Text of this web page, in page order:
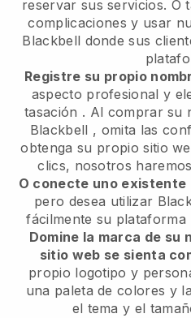
reservar sus servicios. O
complicaciones y usar
Blackbell donde sus
Registre su propio
aspecto profesional y
tasación . Al comprar su
Blackbell , omita las
obtenga su propio sitio
clics, nosotros
O conecte uno existente
pero desea utilizar
fácilmente su plataforma
Domine la marca de su
sitio web se sienta
propio logotipo y
una paleta de colores y
el tema y el